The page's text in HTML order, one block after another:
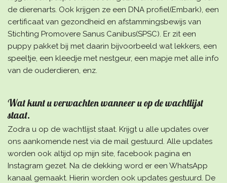
de dierenarts. Ook krijgen ze een DNA profiel(Embark), een
certificaat van gezondheid en afstammingsbewijs van
Stichting Promovere Sanus Canibus(SPSC). Er zit een
puppy pakket bij met daarin bijvoorbeeld wat lekkers, een
speeltje, een kleedje met nestgeur, een mapje met alle info
van de ouderdieren, enz.
Wat kunt u verwachten wanneer u op de wachtlijst
staat.
Zodra u op de wachtlijst staat. Krijgt u alle updates over
ons aankomende nest via de mail gestuurd. Alle updates
worden ook altijd op mijn site, facebook pagina en
Instagram gezet. Na de dekking word er een WhatsApp
kanaal gemaakt. Hierin worden ook updates gestuurd. De